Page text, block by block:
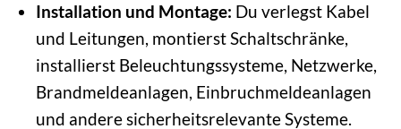
Installation und Montage: Du verlegst Kabel
und Leitungen, montierst Schaltschränke,
installierst Beleuchtungssysteme, Netzwerke,
Brandmeldeanlagen, Einbruchmeldeanlagen
und andere sicherheitsrelevante Systeme.